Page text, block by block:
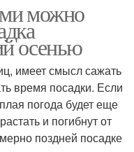
можно
осенью
имеет смысл сажать
время посадки. Если
погода будет еще
и погибнут от
поздней посадке